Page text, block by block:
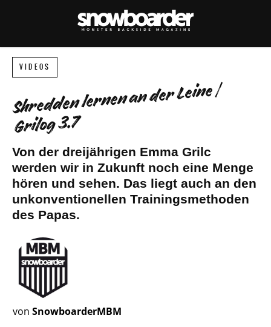
VIDEOS
Shredden lernen an der Leine |
Grilog 3.7
Von der dreijährigen Emma Grilc
werden wir in Zukunft noch eine Menge
hören und sehen. Das liegt auch an den
unkonventionellen Trainingsmethoden
des Papas.
von SnowboarderMBM